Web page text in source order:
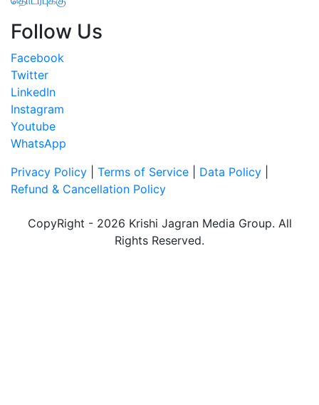
Follow Us
Facebook
Twitter
LinkedIn
Instagram
Youtube
WhatsApp
Privacy Policy
Terms of Service Data Policy
Refund & Cancellation Policy
CopyRight - 2026 Krishi Jagran Media Group. All
Rights Reserved.